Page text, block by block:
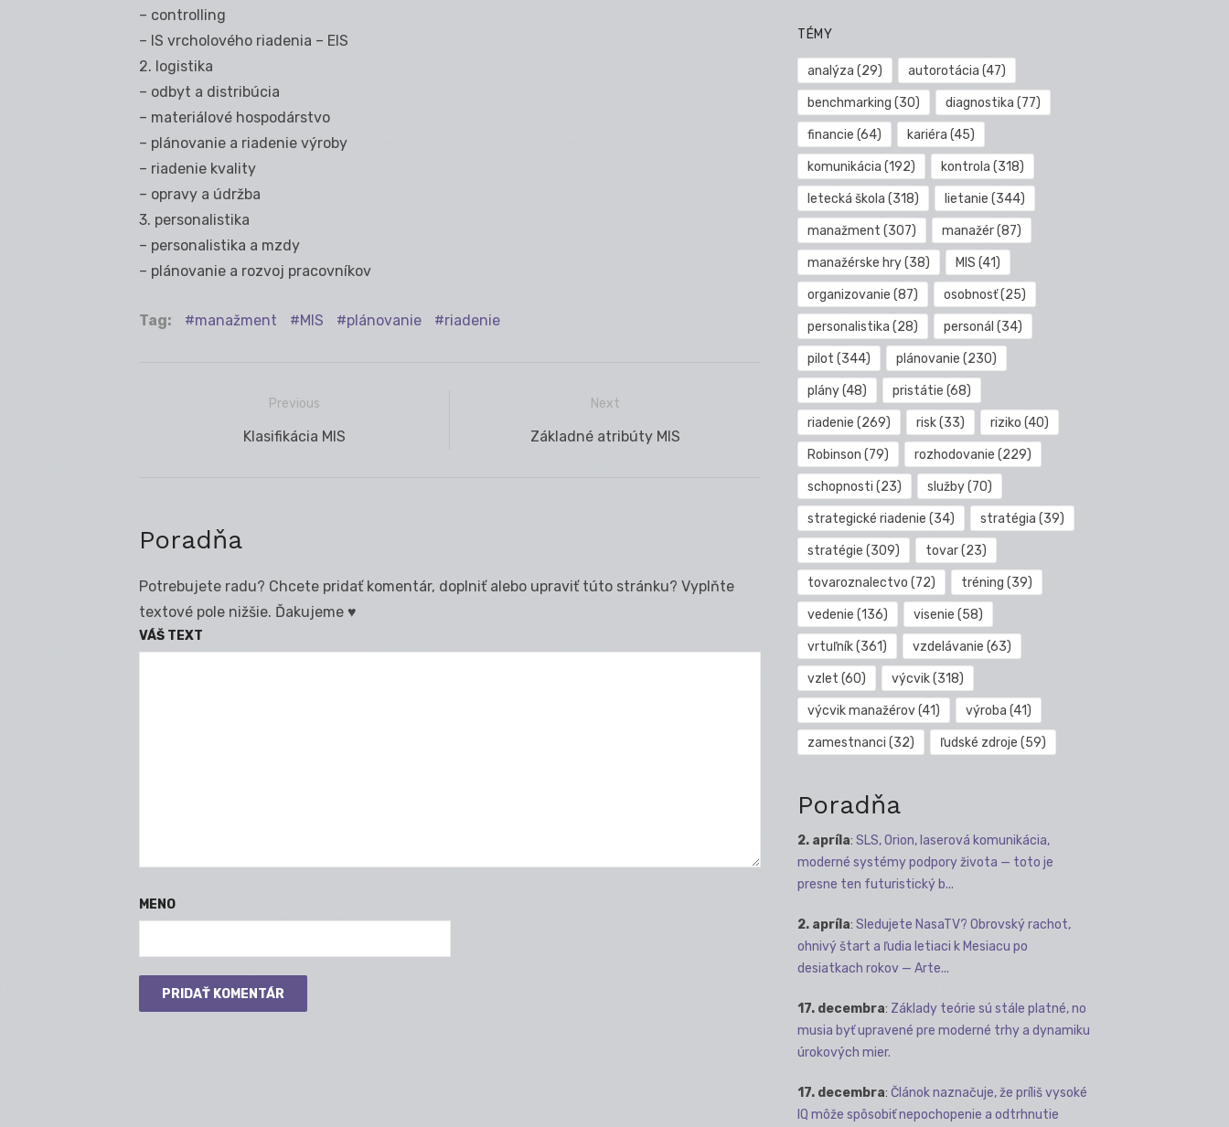
– controlling
– IS vrcholového riadenia – EIS
2. logistika
– odbyt a distribúcia
– materiálové hospodárstvo
– plánovanie a riadenie výroby
– riadenie kvality
– opravy a údržba
3. personalistika
– personalistika a mzdy
– plánovanie a rozvoj pracovníkov
Tag: manažment MIS plánovanie riadenie
Navigácia
Previous
Previous
Klasifikácia MIS
Next
Next
Základné atribúty MIS
Poradňa
Potrebujete radu? Chcete pridať komentár, doplniť alebo upraviť túto stránku? Vyplňte
textové pole nižšie. Ďakujeme ♥
VÁŠ TEXT
MENO
TÉMY
analýza (29) autorotácia (47)
benchmarking (30) diagnostika (77)
financie (64) kariéra (45)
komunikácia (192) kontrola (318)
letecká škola (318) lietanie (344)
manažment (307) manažér(87)
manažérske hry(38) MIS (41)
organizovanie (87) osobnosť(25)
personalistika (28) personál (34)
pilot (344) plánovanie (230)
plány(48) pristátie (68)
riadenie (269) risk(33) riziko (40)
Robinson (79) rozhodovanie (229)
schopnosti (23) služby(70)
strategické riadenie (34) stratégia (39)
stratégie (309) tovar(23)
tovaroznalectvo (72) tréning (39)
vedenie (136) visenie (58)
vrtuľník(361) vzdelávanie (63)
vzlet (60) výcvik(318)
výcvik manažérov(41) výroba (41)
zamestnanci (32) ľudské zdroje (59)
Poradňa
2. apríla: SLS, Orion, laserová komunikácia,
moderné systémy podpory života — toto je
presne ten futuristický b...
2. apríla: Sledujete NasaTV? Obrovský rachot,
ohnivý štart a ľudia letiaci k Mesiacu po
desiatkach rokov — Arte...
17. decembra: Základy teórie sú stále platné, no
musia byť upravené pre moderné trhy a dynamiku
úrokových mier.
17. decembra: Článok naznačuje, že príliš vysoké
IQ môže spôsobiť nepochopenie a odtrhnutie